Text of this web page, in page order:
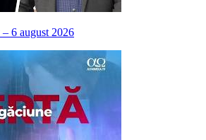
6 august 2026